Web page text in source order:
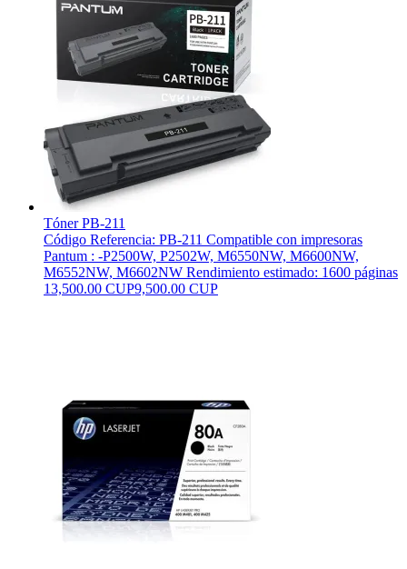
Tóner PB-211
Código Referencia: PB-211 Compatible con impresoras
Pantum : -P2500W, P2502W, M6550NW, M6600NW,
M6552NW, M6602NW Rendimiento estimado: 1600 páginas
13,500.00 CUP9,500.00 CUP